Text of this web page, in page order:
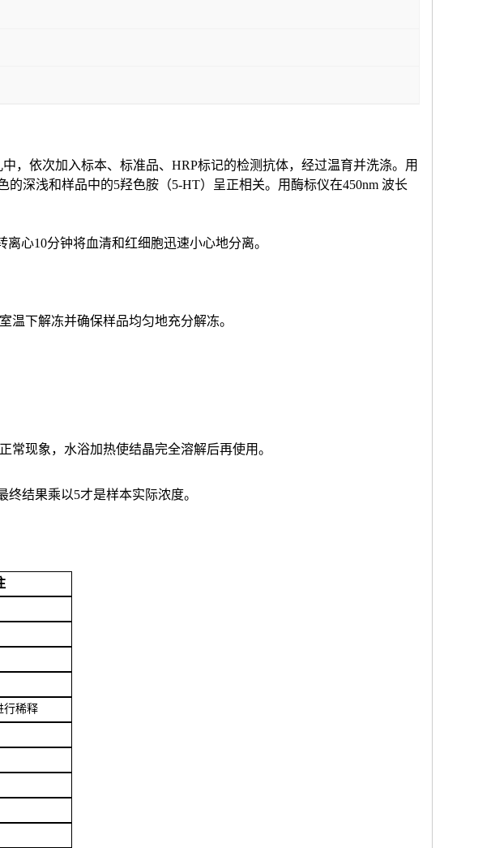
，依次加入标本、标准品、HRP标记的检测抗体，经过温育并洗涤。用
的深浅和样品中的5羟色胺（5-HT） 呈正相关。用酶标仪在450nm 波长
心10分钟将血清和红细胞迅速小心地分离。
下解冻并确保样品均匀地充分解冻。
现象，水浴加热使结晶完全溶解后再使用。
终结果乘以5才是样本实际浓度。
行稀释